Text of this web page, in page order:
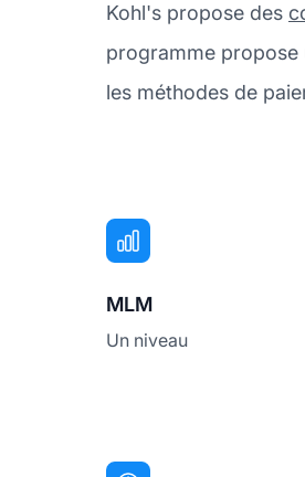
Kohl's propose des
programme propose
les méthodes de
MLM
Un niveau